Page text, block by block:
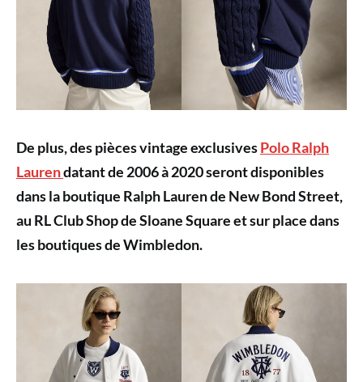
De plus, des pièces vintage exclusivesPolo Ralph
Laurendatant de 2006 à 2020 seront disponibles
dans la boutique Ralph Lauren de New Bond Street,
au RL Club Shop de Sloane Square et sur place dans
les boutiques de Wimbledon.